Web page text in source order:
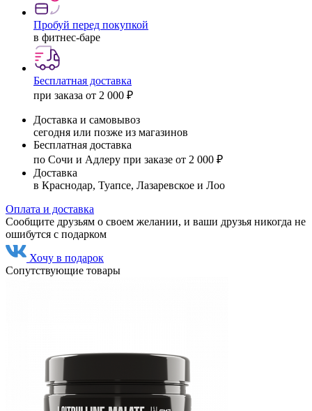
Пробуй перед покупкой
в фитнес-баре
Бесплатная доставка
при заказа от 2 000 ₽
Доставка и самовывоз
сегодня или позже из магазинов
Бесплатная доставка
по Сочи и Адлеру при заказе от 2 000 ₽
Доставка
в Краснодар, Туапсе, Лазаревское и Лоо
Оплата и доставка
Сообщите друзьям о своем желании, и ваши друзья никогда не
ошибутся с подарком
Хочу в подарок
Сопутствующие товары